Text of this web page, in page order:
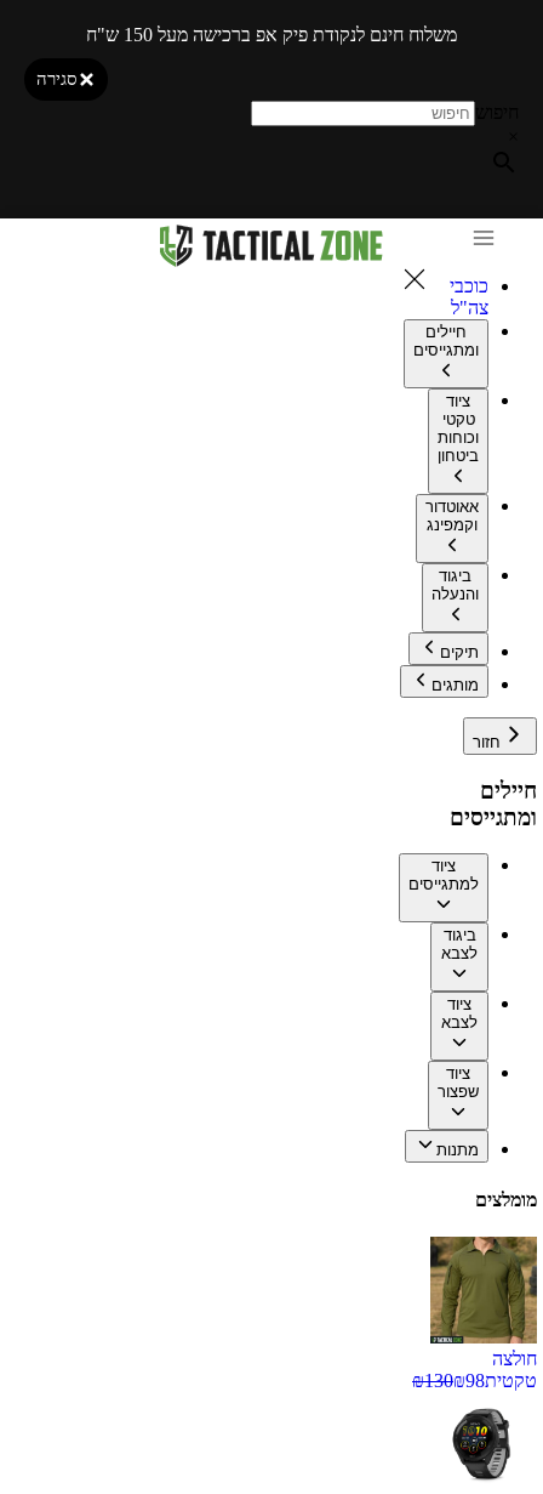
משלוח חינם לנקודת פיק אפ ברכישה מעל 150 ש"ח
סגירה
כוכבי
צה"ל
חיילים
ומתגייסים
ציוד
טקטי
וכוחות
ביטחון
אאוטדור
וקמפינג
ביגוד
והנעלה
תיקים
מותגים
חזור
חיילים
ומתגייסים
ציוד
למתגייסים
ביגוד
לצבא
ציוד
לצבא
ציוד
שפצור
מתנות
מומלצים
חולצה
טקטית
₪98
₪130